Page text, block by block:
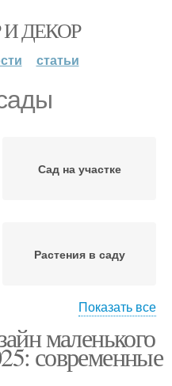
ДЕКОР
статьи
Сад на участке
Растения в саду
Показать все
маленького
современные